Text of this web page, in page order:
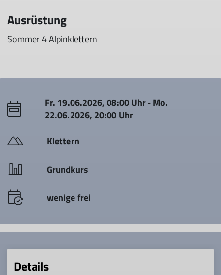
Ausrüstung
Sommer 4 Alpinklettern
Fr. 19.06.2026, 08:00 Uhr - Mo.
22.06.2026, 20:00 Uhr
Klettern
Grundkurs
wenige frei
Details